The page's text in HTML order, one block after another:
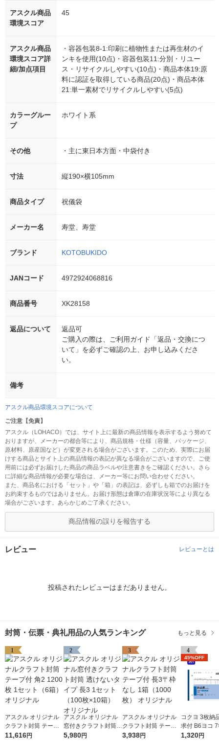
アスクル商品
環境スコア
45
アスクル商品
環境スコア詳
細/加点項目
・容器包装8-1:印刷に植物性または再生材のイ
ンキを使用(10点)・容器包装11:分別・リユー
ス・リサイクルしやすい(10点)・商品本体19:原
料に認証を取得している商品(20点)・商品本体
21:単一素材でリサイクルしやすい(5点)
カラーグルー
プ
ホワイト系
その他 ・主に東日本方面・中袋付き
寸法 縦190×横105mm
商品タイプ 祝儀袋
メーカー名 寿堂、寿堂
ブランド KOTOBUKIDO
JANコード 4972924068816
商品番号 XK28158
返品について
返品可
ご購入の際は、ご利用ガイド「返品・交換につ
いて」を必ずご確認の上、お申し込みくださ
い。
備考
アスクル商品環境スコアについて
ご注意【免責】
アスクル（LOHACO）では、サイト上に最新の商品情報を表示するよう努めて
おりますが、メーカーの都合等により、商品規格・仕様（容量、パッケージ、
原材料、原産国など）が変更される場合がございます。このため、実際にお届
けする商品とサイト上の商品情報の表記が異なる場合がございますので、ご使
用前には必ずお届けした商品の商品ラベルや注意書きをご確認ください。さら
に詳細な商品情報が必要な場合は、メーカー等にお問い合わせください。
また、商品名における「セット」や「箱」の表記は、必ずしも箱でのお届けを
お約束するものではありません。お届け形態は倉庫の在庫状況等により異なる
場合がございます。あらかじめご了承ください。
商品情報の誤りを報告する
レビュー レビューとは
投稿されたレビューはまだありません。
封筒・伝票・典礼用品の人気ランキング もっと見る
1
アスクル オリジナル
クラフト封筒 テープ
付 角2 1200枚 1セッ
11,616円
2
アスクル オリジナル
窓付きクラフト封筒
透けないタイプ 長3 1
5,980円
3
アスクル オリジナル
クラフト封筒 テープ
付 長3〒枠なし 1箱
3,938円
4
45%OFF
コクヨ 3枚納
求付 B6ヨコ
3冊 ノーカー
1,320円